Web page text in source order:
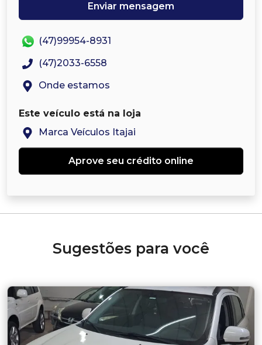
Enviar mensagem
(47)99954-8931
(47)2033-6558
Onde estamos
Este veículo está na loja
Marca Veículos Itajai
Aprove seu crédito online
Sugestões para você